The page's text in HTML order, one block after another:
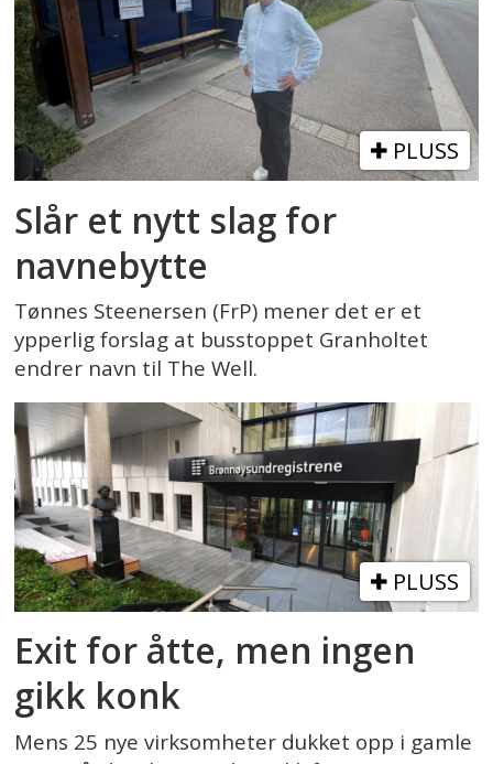
PLUSS
Slår et nytt slag for
navnebytte
Tønnes Steenersen (FrP) mener det er et
ypperlig forslag at busstoppet Granholtet
endrer navn til The Well.
PLUSS
Exit for åtte, men ingen
gikk konk
Mens 25 nye virksomheter dukket opp i gamle